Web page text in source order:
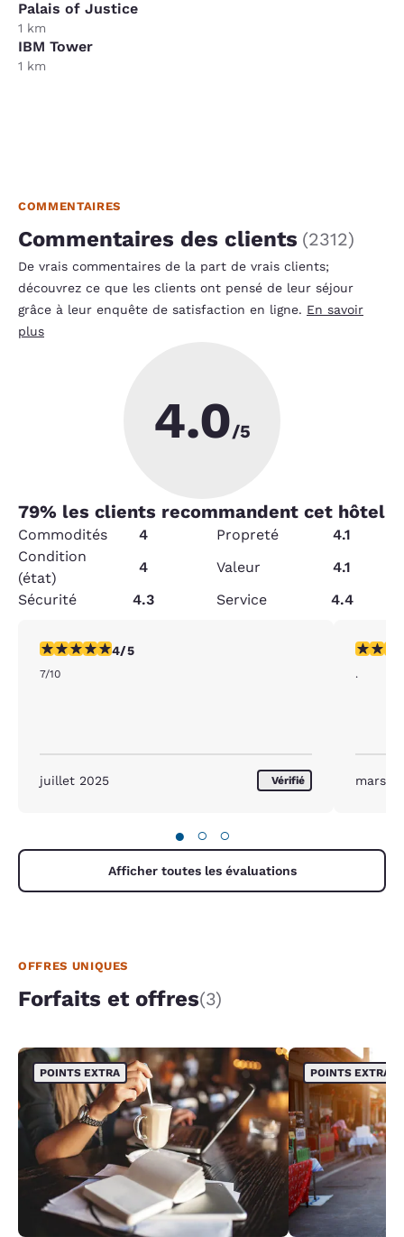
Palais of Justice
1 km
IBM Tower
1 km
COMMENTAIRES
Commentaires des clients (2312)
De vrais commentaires de la part de vrais clients;
découvrez ce que les clients ont pensé de leur séjour
grâce à leur enquête de satisfaction en ligne. En savoir
plus
4.0/5
79% les clients recommandent cet hôtel
Commodités 4 Propreté
4.1
Condition
(état)
4 Valeur
4.1
Sécurité
4.3 Service 4.4
4 étoiles. Très bon. 1 commentaire
4/5
7/10
juillet 2025 Vérifié
4
.
mars
● ○ ○
Afficher toutes les évaluations
OFFRES UNIQUES
Forfaits et offres(3)
POINTS EXTRA POINTS EXTRA